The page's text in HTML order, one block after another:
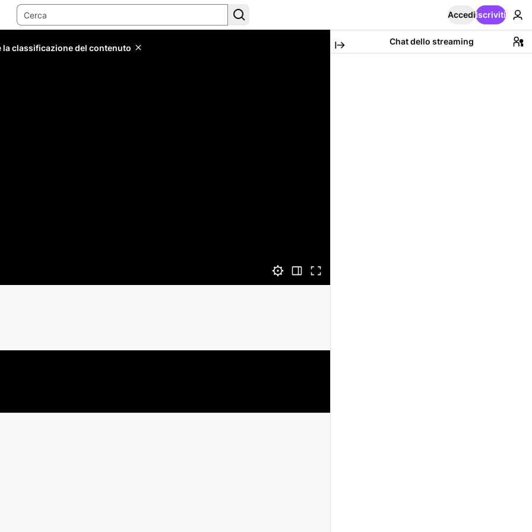
AccediIscriviti
classificazione del contenuto
Chat dello streaming